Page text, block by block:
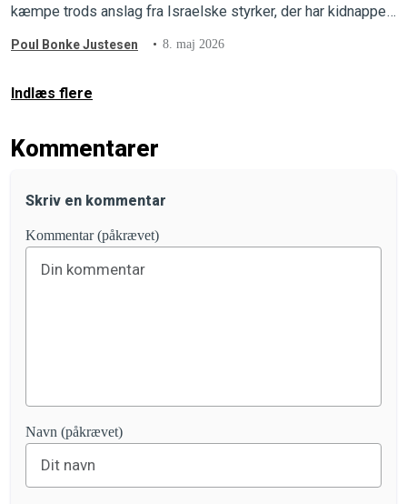
kæmpe trods anslag fra Israelske styrker, der har kidnappet
Poul Bonke Justesen 8. maj 2026
Indlæs flere
Kommentarer
Skriv en kommentar
Kommentar (påkrævet)
Navn (påkrævet)